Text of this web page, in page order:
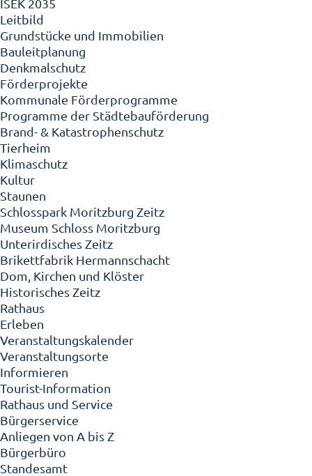
ISEK 2035
Leitbild
Grundstücke und Immobilien
Bauleitplanung
Denkmalschutz
Förderprojekte
Kommunale Förderprogramme
Programme der Städtebauförderung
Brand- & Katastrophenschutz
Tierheim
Klimaschutz
Kultur
Staunen
Schlosspark Moritzburg Zeitz
Museum Schloss Moritzburg
Unterirdisches Zeitz
Brikettfabrik Hermannschacht
Dom, Kirchen und Klöster
Historisches Zeitz
Rathaus
Erleben
Veranstaltungskalender
Veranstaltungsorte
Informieren
Tourist-Information
Rathaus und Service
Bürgerservice
Anliegen von A bis Z
Bürgerbüro
Standesamt